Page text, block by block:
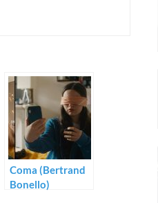
Coma (Bertrand
Bonello)